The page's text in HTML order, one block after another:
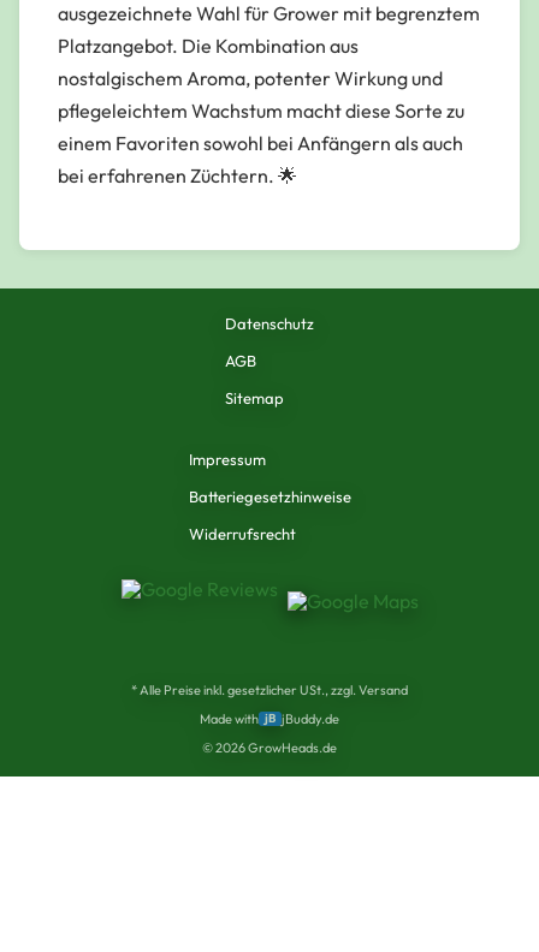
ausgezeichnete Wahl für Grower mit begrenztem
Platzangebot. Die Kombination aus
nostalgischem Aroma, potenter Wirkung und
pflegeleichtem Wachstum macht diese Sorte zu
einem Favoriten sowohl bei Anfängern als auch
bei erfahrenen Züchtern. 🌟
Datenschutz
AGB
Sitemap
Impressum
Batteriegesetzhinweise
Widerrufsrecht
* Alle Preise inkl. gesetzlicher USt., zzgl. Versand
Made with jB jBuddy.de
©2026GrowHeads.de